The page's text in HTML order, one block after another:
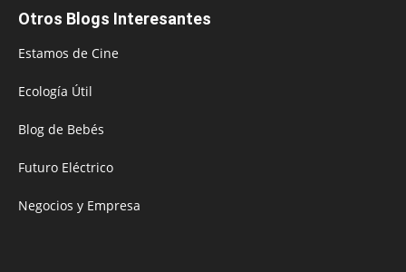
Otros Blogs Interesantes
Estamos de Cine
Ecología Útil
Blog de Bebés
Futuro Eléctrico
Negocios y Empresa